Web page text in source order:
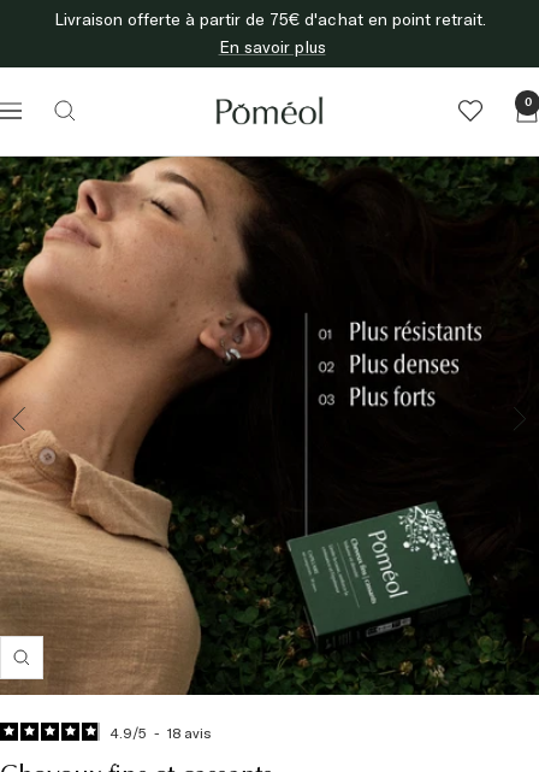
contenu
Livraison offerte à partir de 75€ d'achat en point retrait.
En savoir plus
Navigation
Poméol 0
Zoom
4.9/5 - 18 avis